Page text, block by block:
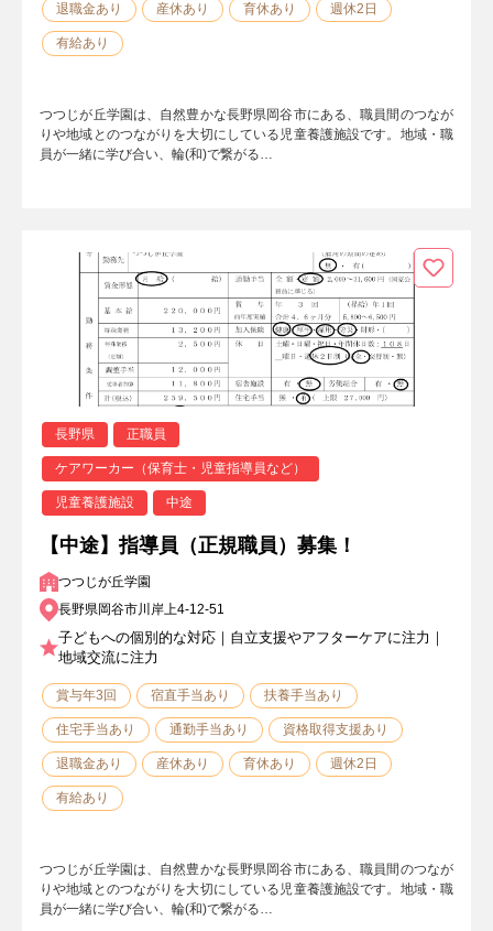
退職金あり 産休あり 育休あり 週休2日
有給あり
つつじが丘学園は、自然豊かな長野県岡谷市にある、職員間のつなが
りや地域とのつながりを大切にしている児童養護施設です。地域・職
員が一緒に学び合い、輪(和)で繋がる…
長野県 正職員
ケアワーカー（保育士・児童指導員など）
児童養護施設 中途
【中途】指導員（正規職員）募集！
つつじが丘学園
長野県岡谷市川岸上4-12-51
子どもへの個別的な対応｜自立支援やアフターケアに注力｜
地域交流に注力
賞与年3回 宿直手当あり 扶養手当あり
住宅手当あり 通勤手当あり 資格取得支援あり
退職金あり 産休あり 育休あり 週休2日
有給あり
つつじが丘学園は、自然豊かな長野県岡谷市にある、職員間のつなが
りや地域とのつながりを大切にしている児童養護施設です。地域・職
員が一緒に学び合い、輪(和)で繋がる…